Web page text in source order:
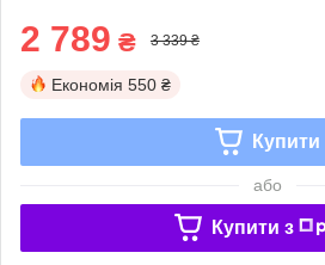
2 789 ₴ 3 339 ₴
Економія 550 ₴
Купити
або
Купити з